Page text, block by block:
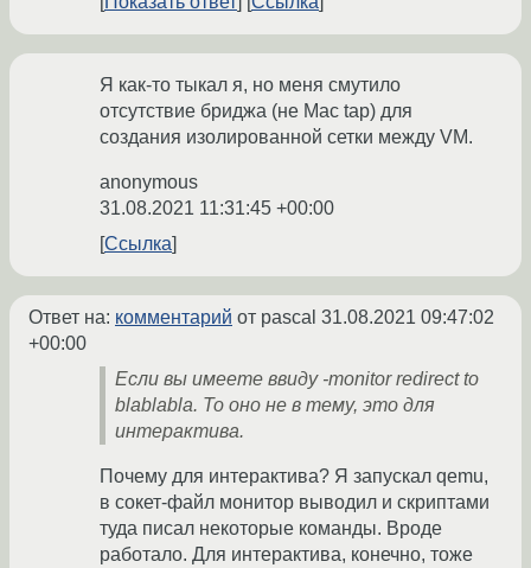
Я как-то тыкал я, но меня смутило
отсутствие бриджа (не Mac tap) для
создания изолированной сетки между VM.
anonymous
31.08.2021 11:31:45 +00:00
Ссылка
Ответ на: комментарий от pascal 31.08.2021 09:47:02
+00:00
Если вы имеете ввиду -monitor redirect to
blablabla. То оно не в тему, это для
интерактива.
Почему для интерактива? Я запускал qemu,
в сокет-файл монитор выводил и скриптами
туда писал некоторые команды. Вроде
работало. Для интерактива, конечно, тоже